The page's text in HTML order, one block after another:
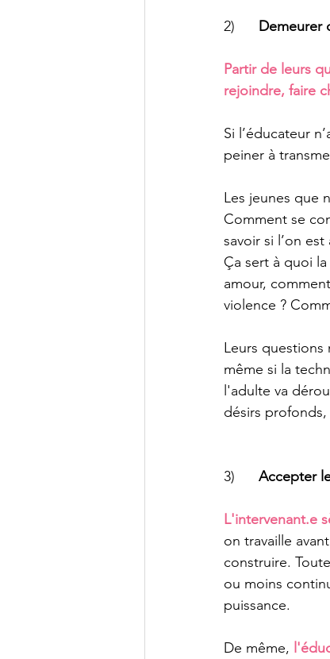
2) Demeurer
Partir de leurs
rejoindre, faire
Si l’éducateur
peiner à
Les jeunes que
Comment se
savoir si l’on
Ça sert à quoi
amour,
violence ?
Leurs
même si la
l'adulte va
désirs
3) Accepter
L'intervenant.e
on travaille
construire.
ou moins
puissance.
De même,